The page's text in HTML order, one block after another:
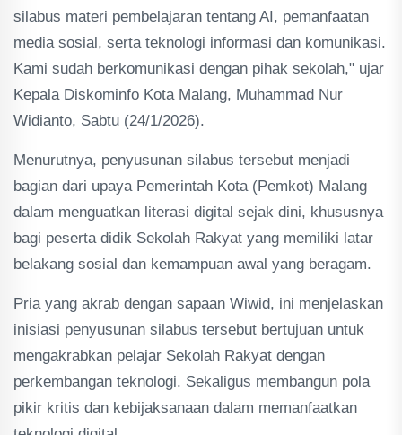
silabus materi pembelajaran tentang AI, pemanfaatan
media sosial, serta teknologi informasi dan komunikasi.
Kami sudah berkomunikasi dengan pihak sekolah," ujar
Kepala Diskominfo Kota Malang, Muhammad Nur
Widianto, Sabtu (24/1/2026).
Menurutnya, penyusunan silabus tersebut menjadi
bagian dari upaya Pemerintah Kota (Pemkot) Malang
dalam menguatkan literasi digital sejak dini, khususnya
bagi peserta didik Sekolah Rakyat yang memiliki latar
belakang sosial dan kemampuan awal yang beragam.
Pria yang akrab dengan sapaan Wiwid, ini menjelaskan
inisiasi penyusunan silabus tersebut bertujuan untuk
mengakrabkan pelajar Sekolah Rakyat dengan
perkembangan teknologi. Sekaligus membangun pola
pikir kritis dan kebijaksanaan dalam memanfaatkan